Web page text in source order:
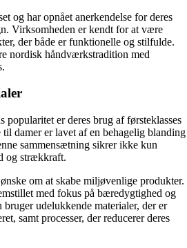
og har opnået anerkendelse for deres
Virksomheden er kendt for at være
der både er funktionelle og stilfulde.
nordisk håndværkstradition med
popularitet er deres brug af førsteklasses
damer er lavet af en behagelig blanding
sammensætning sikrer ikke kun
og strækkraft.
om at skabe miljøvenlige produkter.
med fokus på bæredygtighed og
udelukkende materialer, der er
samt processer, der reducerer deres